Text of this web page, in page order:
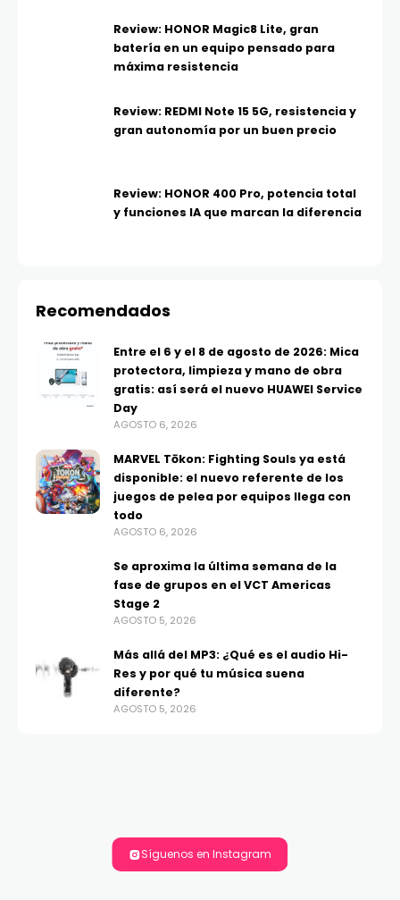
Review: HONOR Magic8 Lite, gran
batería en un equipo pensado para
máxima resistencia
Review: REDMI Note 15 5G, resistencia y
gran autonomía por un buen precio
Review: HONOR 400 Pro, potencia total
y funciones IA que marcan la diferencia
Recomendados
Entre el 6 y el 8 de agosto de 2026: Mica
protectora, limpieza y mano de obra
gratis: así será el nuevo HUAWEI Service
Day
AGOSTO 6, 2026
MARVEL Tōkon: Fighting Souls ya está
disponible: el nuevo referente de los
juegos de pelea por equipos llega con
todo
AGOSTO 6, 2026
Se aproxima la última semana de la
fase de grupos en el VCT Americas
Stage 2
AGOSTO 5, 2026
Más allá del MP3: ¿Qué es el audio Hi-
Res y por qué tu música suena
diferente?
AGOSTO 5, 2026
Síguenos en Instagram